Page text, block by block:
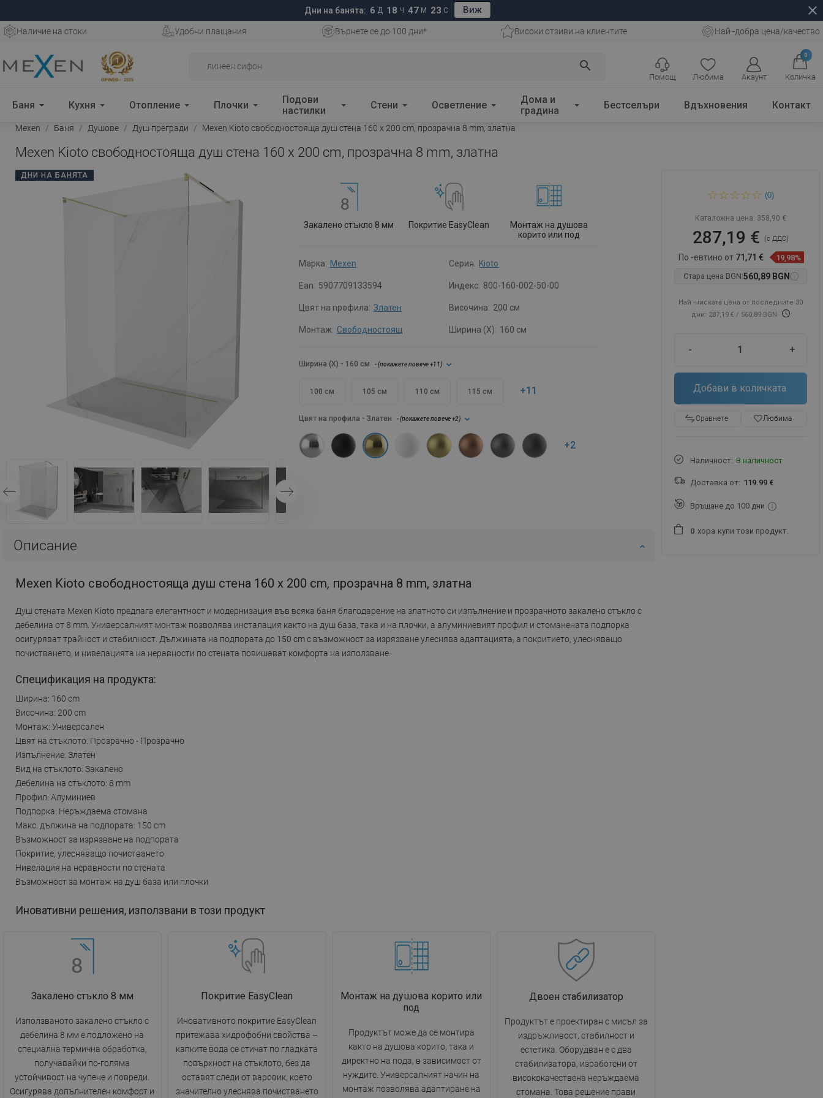
Дни на банята: 6 Д 18 Ч 47 М 22 С Виж close
Наличие на стоки Удобни плащания Върнете се до 100 дни* Високи отзиви на клиентите Най -добра цена/качество
search
Любима Акаунт
0
Количка
Помощ
Баня Кухня Отопление Плочки
Подови
настилки
Стени Осветление
Дома и
градина
Бестселъри Вдъхновения Контакт
Mexen Баня Душове Душ прегради Mexen Kioto свободностояща душ стена 160 x 200 cm, прозрачна 8 mm, златна
Mexen Kioto свободностояща душ стена 160 x 200 cm, прозрачна 8 mm, златна
ДНИ НА БАНЯТА
Закалено стъкло 8 мм Покритие EasyClean
Монтаж на душова
корито или под
Марка: Mexen Серия: Kioto
Ean: 5907709133594 Индекс: 800-160-002-50-00
Цвят на профила: Златен Височина: 200 см
Монтаж: Свободностоящ Ширина (X): 160 см
Цвят на профила - Златен - (покажете повече+2)
+2
Ширина (X) - 160 см - (покажете повече+11)
100 см 105 см 110 см 115 см +11
Описание
Mexen Kioto свободностояща душ стена 160 x 200 cm, прозрачна 8 mm, златна
Душ стената Mexen Kioto предлага елегантност и модернизация във всяка баня благодарение на златното си изпълнение и прозрачното закалено стъкло с
дебелина от 8 mm. Универсалният монтаж позволява инсталация както на душ база, така и на плочки, а алуминиевият профил и стоманената подпорка
осигуряват трайност и стабилност. Дължината на подпората до 150 cm с възможност за изрязване улеснява адаптацията, а покритието, улесняващо
почистването, и нивелацията на неравности по стената повишават комфорта на използване.
Спецификация на продукта:
Ширина: 160 cm
Височина: 200 cm
Монтаж: Универсален
Цвят на стъклото: Прозрачно - Прозрачно
Изпълнение: Златен
Вид на стъклото: Закалено
Дебелина на стъклото: 8 mm
Профил: Алуминиев
Подпорка: Неръждаема стомана
Макс. дължина на подпората: 150 cm
Възможност за изрязване на подпората
Покритие, улесняващо почистването
Нивелация на неравности по стената
Възможност за монтаж на душ база или плочки
Иновативни решения, използвани в този продукт
Закалено стъкло 8 мм
Използваното закалено стъкло с
дебелина 8 мм е подложено на
специална термична обработка,
получавайки по-голяма
устойчивост на чупене и повреди.
Осигурява допълнителен комфорт и
Покритие EasyClean
Иновативното покритие EasyClean
притежава хидрофобни свойства –
капките вода се стичат по гладката
повърхност на стъклото, без да
оставят следи от варовик, което
значително улеснява почистването
Монтаж на душова корито или
под
Продуктът може да се монтира
както на душова корито, така и
директно на пода, в зависимост от
нуждите. Универсалният начин на
монтаж позволява адаптиране на
Двоен стабилизатор
Продуктът е проектиран с мисъл за
издръжливост, стабилност и
естетика. Оборудван е с два
стабилизатора, изработени от
висококачествена неръждаема
стомана. Това решение прави
свободностояща душ
прозрачна 8 mm, златна
(0)
Каталожна цена: 358,90 €
287,19 €(с ДДС)
По -евтино от 71,71 €
19,98%
Стара цена BGN:560,89 BGN
Най -ниската цена от последните 30
дни: 287,19 €/ 560,89 BGN
- +
Добави в количката
Сравнете favorite_borderЛюбима
Наличност: В наличност
Доставка от: 119.99 €
Връщане до 100 дни
0 хора купи този продукт.